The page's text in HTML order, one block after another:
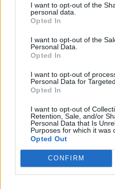
I want to opt-out of the
personal data.
Opted In
I want to opt-out of the
Personal Data.
Opted In
I want to opt-out of
Personal Data for
Opted In
I want to opt-out of
Retention, Sale, and/or
Personal Data that Is
Purposes for which it was
Opted Out
CONFIRM
Entretien Automobile
pour réduire la
Auto Pour Vous